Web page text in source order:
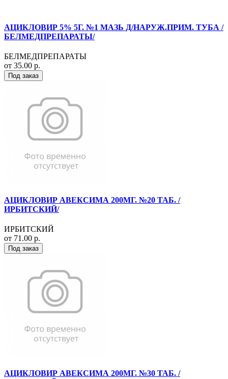
АЦИКЛОВИР 5% 5Г. №1 МАЗЬ Д/НАРУЖ.ПРИМ. ТУБА /
БЕЛМЕДПРЕПАРАТЫ/
БЕЛМЕДПРЕПАРАТЫ
от 35.00 р.
Под заказ
АЦИКЛОВИР АВЕКСИМА 200МГ. №20 ТАБ. /
ИРБИТСКИЙ/
ИРБИТСКИЙ
от 71.00 р.
Под заказ
АЦИКЛОВИР АВЕКСИМА 200МГ. №30 ТАБ. /